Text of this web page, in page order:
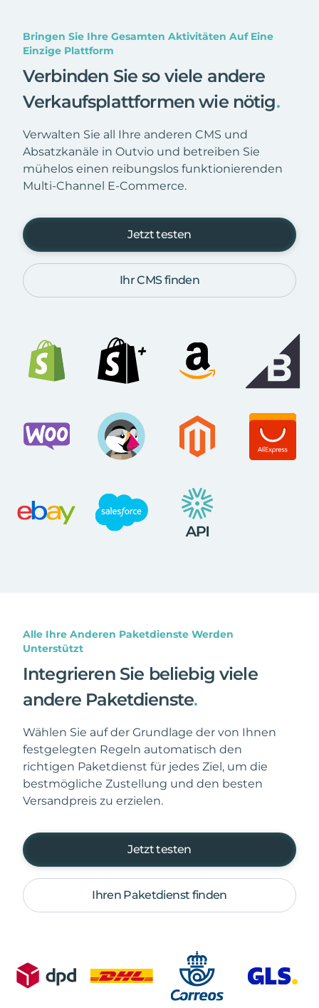
Bringen Sie Ihre Gesamten Aktivitäten Auf Eine
Einzige Plattform
Verbinden Sie so viele andere
Verkaufsplattformen wie nötig.
Verwalten Sie all Ihre anderen CMS und
Absatzkanäle in Outvio und betreiben Sie
mühelos einen reibungslos funktionierenden
Multi-Channel E-Commerce.
Jetzt testen
Ihr CMS finden
Alle Ihre Anderen Paketdienste Werden
Unterstützt
Integrieren Sie beliebig viele
andere Paketdienste.
Wählen Sie auf der Grundlage der von Ihnen
festgelegten Regeln automatisch den
richtigen Paketdienst für jedes Ziel, um die
bestmögliche Zustellung und den besten
Versandpreis zu erzielen.
Jetzt testen
Ihren Paketdienst finden